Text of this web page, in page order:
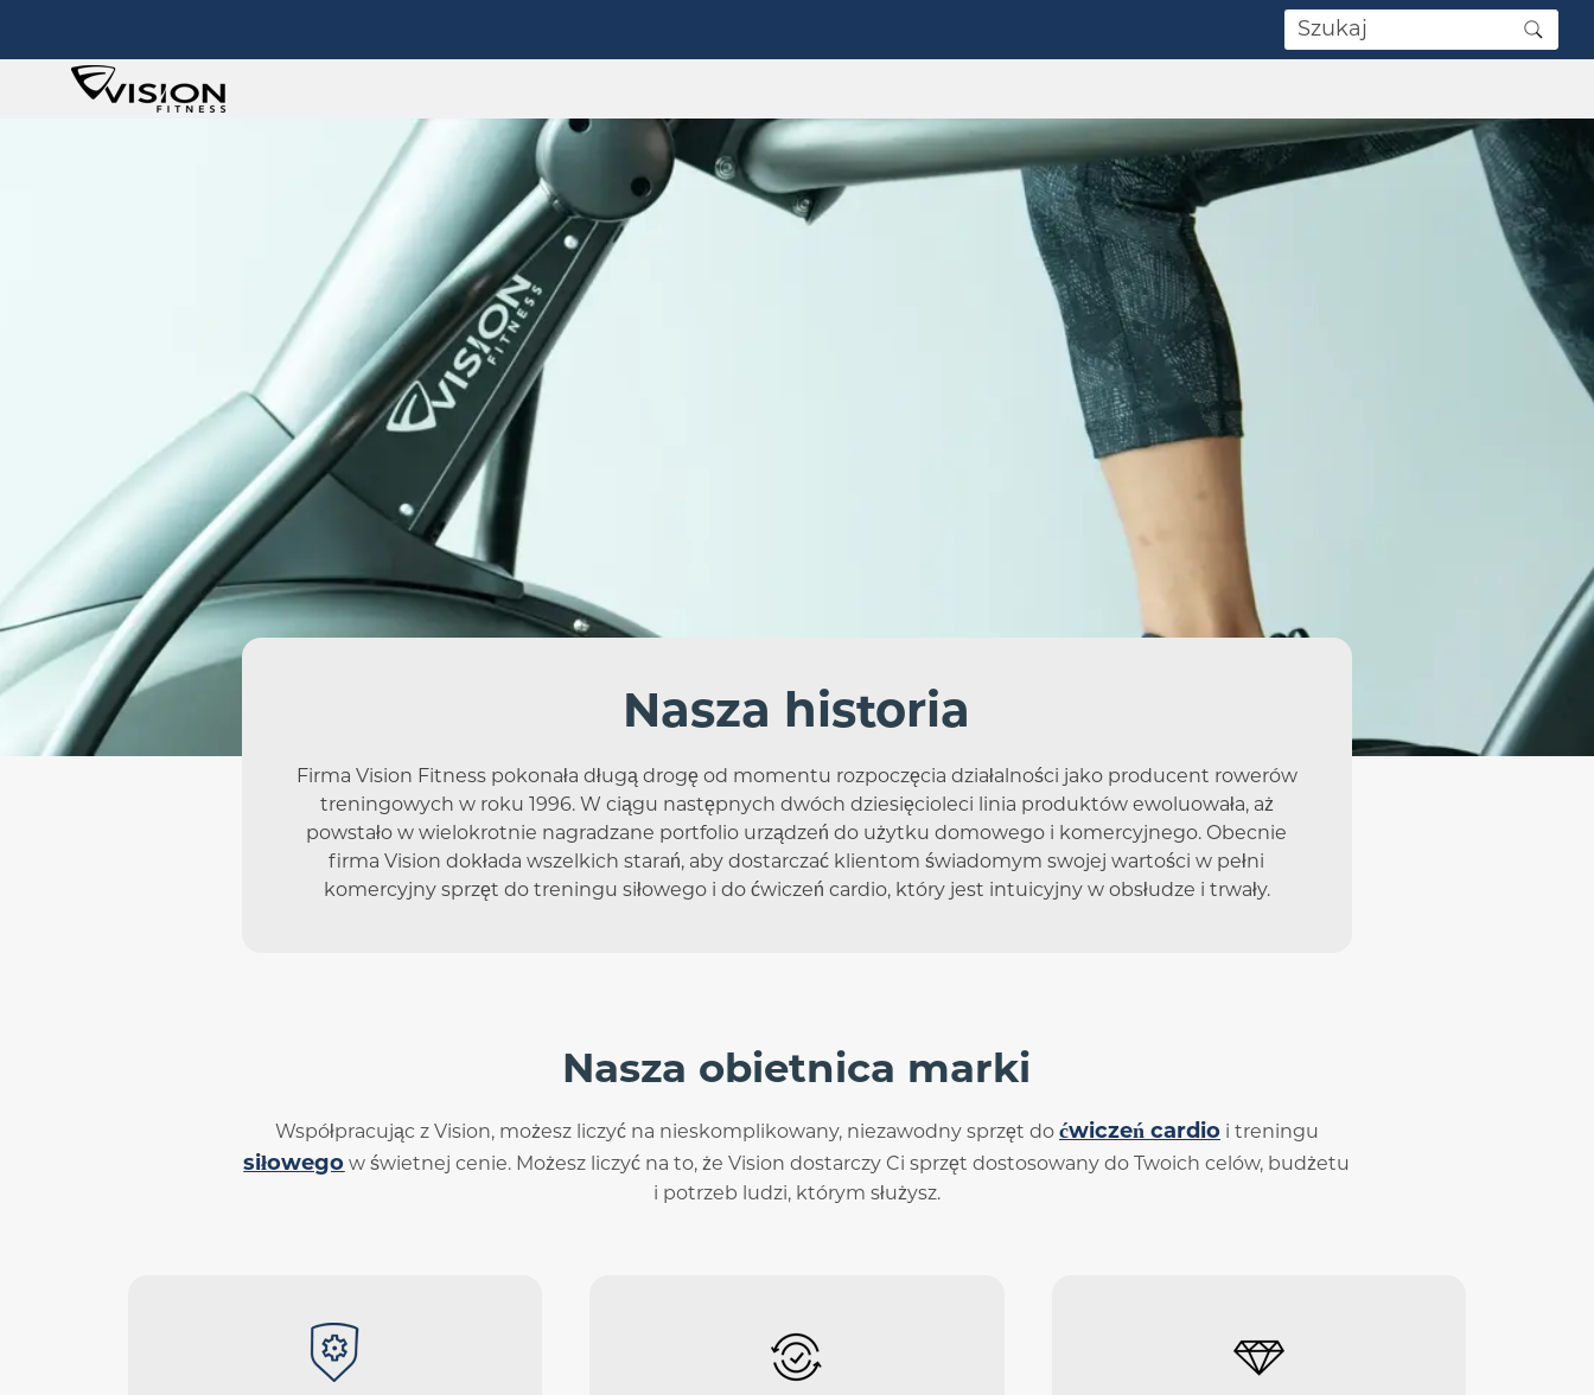
Nasza historia
Firma Vision Fitness pokonała długą drogę od momentu rozpoczęcia działalności jako producent rowerów
treningowych w roku 1996. W ciągu następnych dwóch dziesięcioleci linia produktów ewoluowała, aż
powstało w wielokrotnie nagradzane portfolio urządzeń do użytku domowego i komercyjnego. Obecnie
firma Vision dokłada wszelkich starań, aby dostarczać klientom świadomym swojej wartości w pełni
komercyjny sprzęt do treningu siłowego i do ćwiczeń cardio, który jest intuicyjny w obsłudze i trwały.
Nasza obietnica marki
Współpracując z Vision, możesz liczyć na nieskomplikowany, niezawodny sprzęt do ćwiczeń cardioi treningu
siłowego w świetnej cenie. Możesz liczyć na to, że Vision dostarczy Ci sprzęt dostosowany do Twoich celów, budżetu
i potrzeb ludzi, którym służysz.